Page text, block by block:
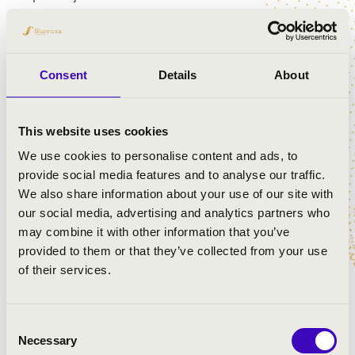
Consent Details About
This website uses cookies
We use cookies to personalise content and ads, to
provide social media features and to analyse our traffic.
We also share information about your use of our site with
our social media, advertising and analytics partners who
may combine it with other information that you’ve
provided to them or that they’ve collected from your use
of their services.
Selection
Necessary
műveken át egészen a kortárs műfajig terjed. Számos
szóló-, kamara- és zenekari felkérésnek tesz eleget
Töltsön el velük Ön is egy felemelő estét!
érdekességekről szóló cikkünket is
ELŐADÓK:
Philipp Pelster - orgona
Tóth László- trombita
Giovanni Buonaventura Viviani: Első szonáta trombitára